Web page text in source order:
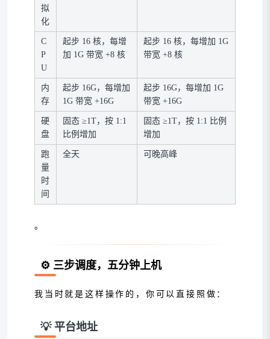
拟
化
C
P
U
起步 16 核，每增
加 1G 带宽 +8 核
起步 16 核，每增加 1G
带宽 +8 核
内
存
起步 16G，每增加
1G 带宽 +16G
起步 16G，每增加 1G
带宽 +16G
硬
盘
固态 ≥1T，按 1:1
比例增加
固态 ≥1T，按 1:1 比例
增加
跑
量
时
间
全天 可晚高峰
。
⚙️ 三步调度，五分钟上机
我当时就是这样操作的，你可以直接照做：
💡 平台地址